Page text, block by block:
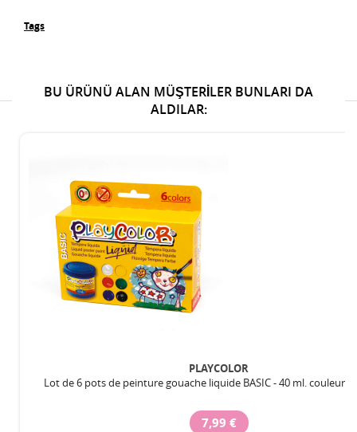
Tags
BU ÜRÜNÜ ALAN MÜŞTERILER BUNLARI DA
ALDILAR:
PLAYCOLOR
Lot de 6 pots de peinture gouache liquide BASIC - 40 ml. couleurs
7,99 €